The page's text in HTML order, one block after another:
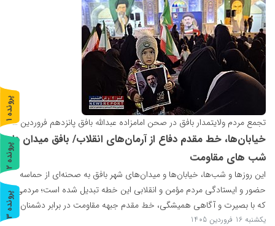
تجمع مردم ولایتمدار بافق در صحن امامزاده عبدالله بافق پانزدهم فروردین ماه ۱۴۰۵
خیابان‌ها، خط مقدم دفاع از آرمان‌های انقلاب/ بافق میدان دار
شب های مقاومت
این روزها و شب‌ها، خیابان‌ها و میدان‌های شهر بافق به صحنه‌ای از حماسه
حضور و ایستادگی مردم مؤمن و انقلابی این خطه تبدیل شده است؛ مردمی
که با بصیرت و آگاهی همیشگی، خط مقدم جبهه مقاومت در برابر دشمنان...
یکشنبه 16 فروردین 1405
پ
ر
و
ن
د
ه
1
پ
ر
و
ن
د
ه
2
پ
ر
و
ن
د
ه
3